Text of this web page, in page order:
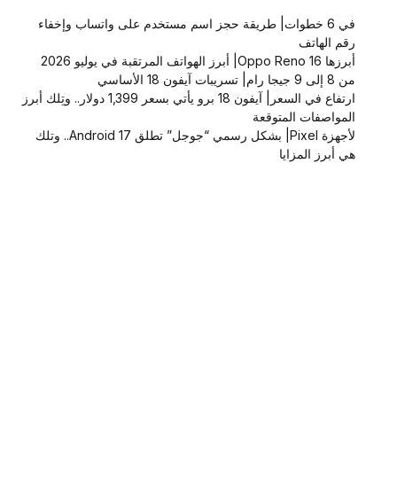
في 6 خطوات| طريقة حجز اسم مستخدم على واتساب وإخفاء
رقم الهاتف
أبرزها Oppo Reno 16| أبرز الهواتف المرتقبة في يوليو 2026
من 8 إلى 9 جيجا رام| تسريبات آيفون 18 الأساسي
ارتفاع في السعر| آيفون 18 برو يأتي بسعر 1,399 دولار.. وتِلك أبرز
المواصفات المتوقعة
لأجهزة Pixel| بشكل رسمي “جوجل” تطلق Android 17.. وتلك
هي أبرز المزايا